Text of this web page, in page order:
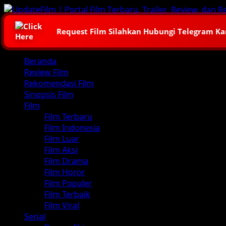
Skip
to
content
Request Film Silahkan Hubungi Telegram
Primary
Menu
Beranda
Review Film
Rekomendasi Film
Sinopsis Film
Film
Film Terbaru
Film Indonesia
Film Luar
Film Aksi
Film Drama
Film Horor
Film Populer
Film Terbaik
Film Viral
Serial